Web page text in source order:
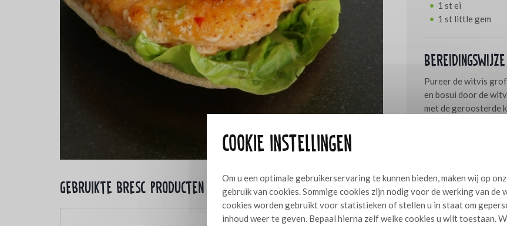
Cookie instellingen
Om u een optimale gebruikerservaring te kunnen bieden, maken wij op
gebruik van cookies. Sommige cookies zijn nodig voor de werking van de
cookies worden gebruikt voor statistieken of stellen u in staat om
inhoud weer te geven. Bepaal hierna zelf welke cookies u wilt toestaan.
Gebruikte bresc producten
1 st ei
1 st little gem
Bereidingswijze
Pureer de witvis grof
en bosui door de
met de geroosterde
friteuse. Maak de
gem en de